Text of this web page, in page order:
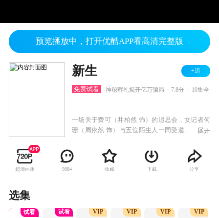
预览播放中，打开优酷APP看高清完整版
新生 +追
免费试看 神秘葬礼揭开亿万骗局 7.8分 10集全
一场关于费可（井柏然 饰）的追思会，女记者何
珊（周依然 饰）与五位陌生人一同受邀。他们都
的费可并不是同一个人。费可到底是谁？众人展
开回溯，逐步揭开了关于费可的真相……
展开
超清画质 9884 收藏 下载 分享
选集
试看 试看 VIP VIP VIP VIP